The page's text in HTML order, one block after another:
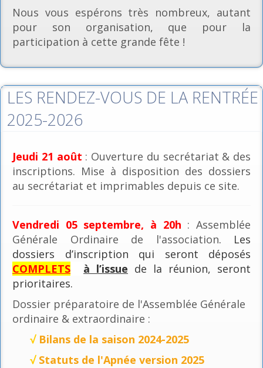
Nous vous espérons très nombreux, autant
pour son organisation, que pour la
participation à cette grande fête !
LES RENDEZ-VOUS DE LA RENTRÉE
2025-2026
Jeudi 21 août : Ouverture du secrétariat & des
inscriptions. Mise à disposition des dossiers
au secrétariat et imprimables depuis ce site.
Vendredi 05 septembre, à 20h : Assemblée
Générale Ordinaire de l'association. Les
dossiers d’inscription qui seront déposés
COMPLETS
à l’issue de la réunion, seront
prioritaires.
Dossier préparatoire de l'Assemblée Générale
ordinaire & extraordinaire :
√ Bilans de la saison 2024-2025
√ Statuts de l'Apnée version 2025